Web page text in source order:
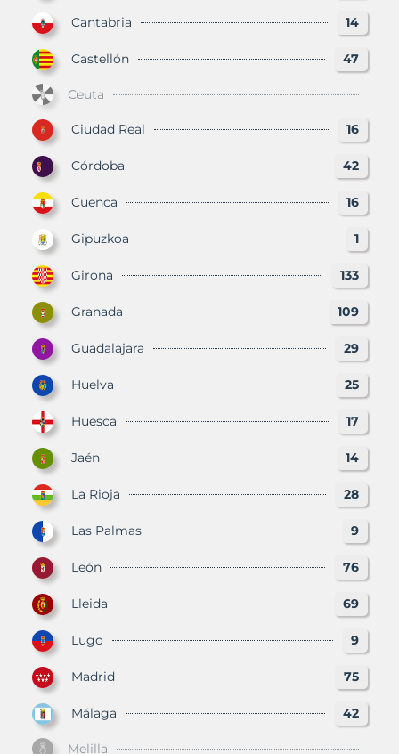
Cantabria 14
Castellón 47
Ceuta
Ciudad Real 16
Córdoba 42
Cuenca 16
Gipuzkoa 1
Girona 133
Granada 109
Guadalajara 29
Huelva 25
Huesca 17
Jaén 14
La Rioja 28
Las Palmas 9
León 76
Lleida 69
Lugo 9
Madrid 75
Málaga 42
Melilla